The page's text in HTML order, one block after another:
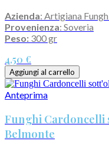
Azienda: Artigiana
Provenienza: Soveria
Peso: 300 gr
4,50 €
Aggiungi al carrello
Anteprima
Funghi Cardoncelli
Belmonte